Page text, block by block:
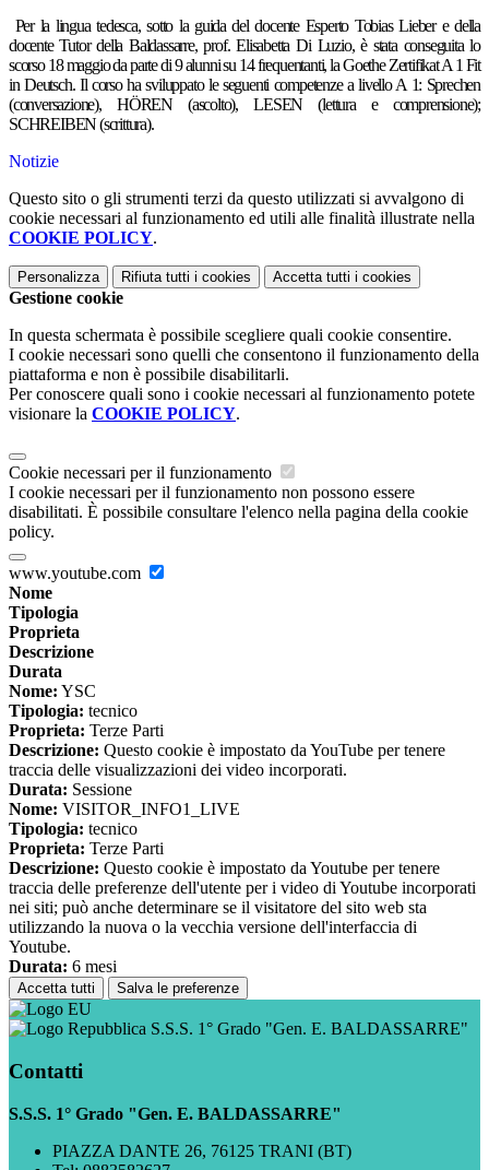
Per la lingua tedesca, sotto la guida del docente Esperto Tobias Lieber e della
docente Tutor della Baldassarre, prof. Elisabetta Di Luzio, è stata conseguita lo
scorso 18 maggio da parte di 9 alunni su 14 frequentanti, la Goethe Zertifikat A 1 Fit
in Deutsch. Il corso ha sviluppato le seguenti competenze a livello A 1: Sprechen
(conversazione), HÖREN (ascolto), LESEN (lettura e comprensione);
SCHREIBEN (scrittura).
Notizie
Questo sito o gli strumenti terzi da questo utilizzati si avvalgono di
cookie necessari al funzionamento ed utili alle finalità illustrate nella
COOKIE POLICY.
Personalizza Rifiuta tutti i cookies Accetta tutti i cookies
Gestione cookie
In questa schermata è possibile scegliere quali cookie consentire.
I cookie necessari sono quelli che consentono il funzionamento della
piattaforma e non è possibile disabilitarli.
Per conoscere quali sono i cookie necessari al funzionamento potete
visionare la COOKIE POLICY.
Cookie necessari per il funzionamento
I cookie necessari per il funzionamento non possono essere
disabilitati. È possibile consultare l'elenco nella pagina della cookie
policy.
www.youtube.com
Nome
Tipologia
Proprieta
Descrizione
Durata
Nome: YSC
Tipologia: tecnico
Proprieta: Terze Parti
Descrizione: Questo cookie è impostato da YouTube per tenere
traccia delle visualizzazioni dei video incorporati.
Durata: Sessione
Nome: VISITOR_INFO1_LIVE
Tipologia: tecnico
Proprieta: Terze Parti
Descrizione: Questo cookie è impostato da Youtube per tenere
traccia delle preferenze dell'utente per i video di Youtube incorporati
nei siti; può anche determinare se il visitatore del sito web sta
utilizzando la nuova o la vecchia versione dell'interfaccia di
Youtube.
Durata: 6 mesi
Accetta tutti Salva le preferenze
S.S.S. 1° Grado "Gen. E. BALDASSARRE"
Contatti
S.S.S. 1° Grado "Gen. E. BALDASSARRE"
PIAZZA DANTE 26, 76125 TRANI (BT)